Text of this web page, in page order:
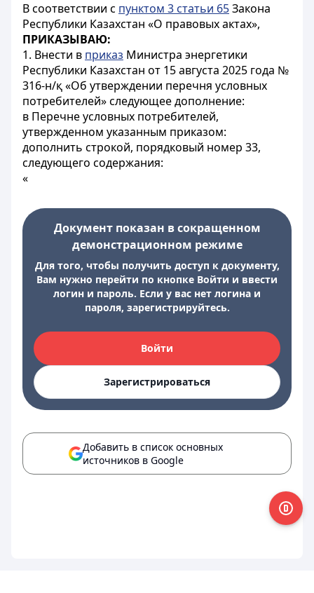
В соответствии с пунктом 3 статьи 65Закона
Республики Казахстан «О правовых актах»,
ПРИКАЗЫВАЮ:
1. Внести в приказ Министра энергетики
Республики Казахстан от 15 августа 2025 года №
316-н/қ «Об утверждении перечня условных
потребителей» следующее дополнение:
в Перечне условных потребителей,
утвержденном указанным приказом:
дополнить строкой, порядковый номер 33,
следующего содержания:
«
Документ показан в сокращенном
демонстрационном режиме
Для того, чтобы получить доступ к документу,
Вам нужно перейти по кнопке Войти и ввести
логин и пароль. Если у вас нет логина и
пароля, зарегистрируйтесь.
Войти
Зарегистрироваться
Добавить в список основных
источников в Google